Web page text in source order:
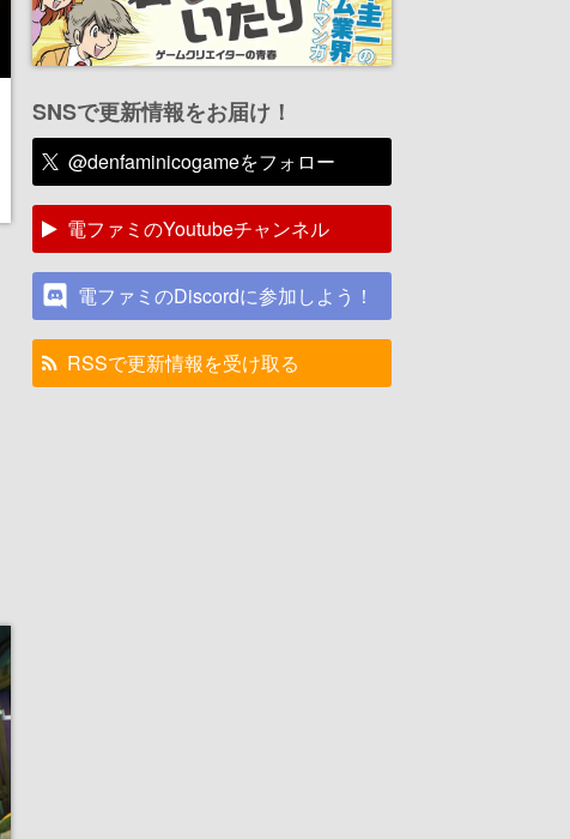
SNSで更新情報をお届け！
@denfaminicogameをフォロー
電ファミのYoutubeチャンネル
電ファミのDiscordに参加しよう！
RSSで更新情報を受け取る